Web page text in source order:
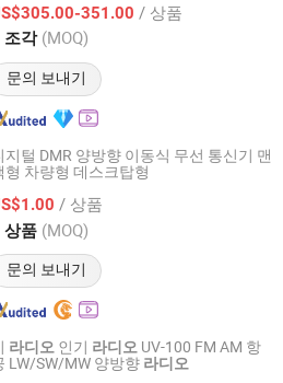
351.00 / 상품
조각 (MOQ)
문의 보내기
이후 2021
지털 DMR 양방향 이동식 무선 통신기 맨
형 차량형 데스크탑형
/ 상품
상품 (MOQ)
문의 보내기
Co., Ltd.
이후 2016
라디오 인기 라디오 UV-100 FM AM 항
LW/SW/MW 양방향 라디오